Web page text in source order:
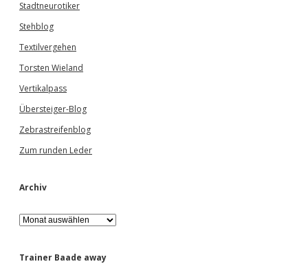
Stadtneurotiker
Stehblog
Textilvergehen
Torsten Wieland
Vertikalpass
Übersteiger-Blog
Zebrastreifenblog
Zum runden Leder
Archiv
A
r
h
Trainer Baade away